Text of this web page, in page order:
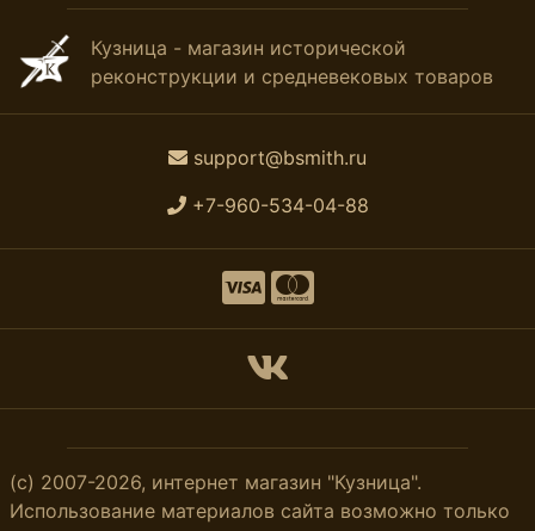
Кузница - магазин исторической
реконструкции и средневековых товаров
support@bsmith.ru
+7-960-534-04-88
(с) 2007-2026, интернет магазин "Кузница".
Использование материалов сайта возможно только